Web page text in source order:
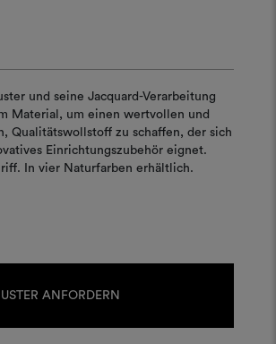
und seine Jacquard-Verarbeitung
Material, um einen wertvollen und
Qualitätswollstoff zu schaffen, der sich
Einrichtungszubehör eignet.
In vier Naturfarben erhältlich.
ANFORDERN